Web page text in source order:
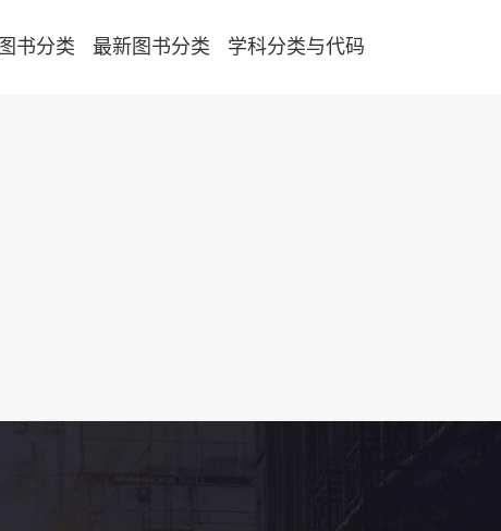
书分类 最新图书分类 学科分类与代码